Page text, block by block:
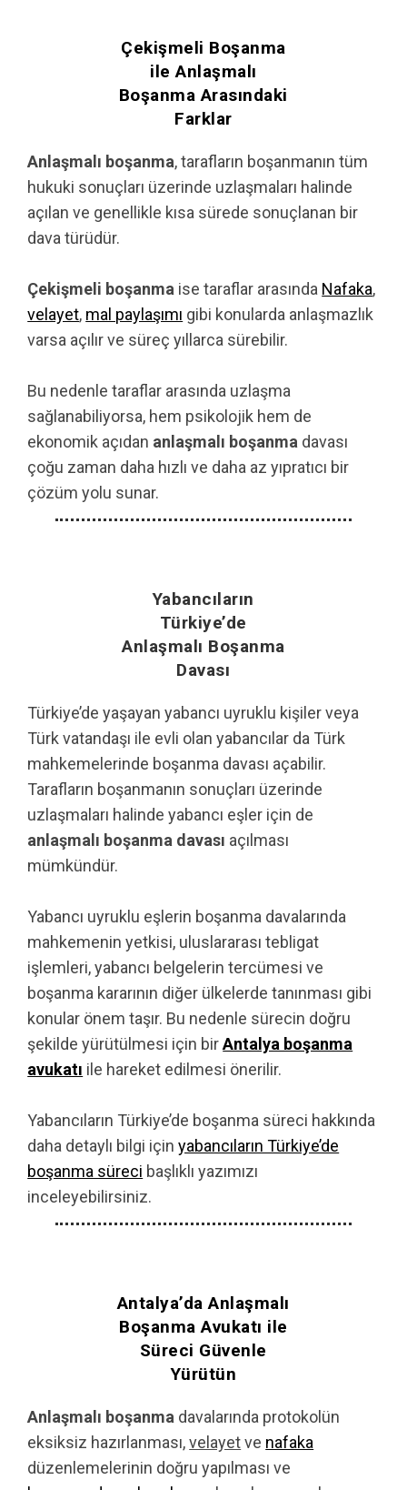
Çekişmeli Boşanma
ile Anlaşmalı
Boşanma Arasındaki
Farklar
Anlaşmalı boşanma, tarafların boşanmanın tüm
hukuki sonuçları üzerinde uzlaşmaları halinde
açılan ve genellikle kısa sürede sonuçlanan bir
dava türüdür.
Çekişmeli boşanma ise taraflar arasında Nafaka,
velayet, mal paylaşımı gibi konularda anlaşmazlık
varsa açılır ve süreç yıllarca sürebilir.
Bu nedenle taraflar arasında uzlaşma
sağlanabiliyorsa, hem psikolojik hem de
ekonomik açıdan anlaşmalı boşanma davası
çoğu zaman daha hızlı ve daha az yıpratıcı bir
çözüm yolu sunar.
Yabancıların
Türkiye’de
Anlaşmalı Boşanma
Davası
Türkiye’de yaşayan yabancı uyruklu kişiler veya
Türk vatandaşı ile evli olan yabancılar da Türk
mahkemelerinde boşanma davası açabilir.
Tarafların boşanmanın sonuçları üzerinde
uzlaşmaları halinde yabancı eşler için de
anlaşmalı boşanma davası açılması
mümkündür.
Yabancı uyruklu eşlerin boşanma davalarında
mahkemenin yetkisi, uluslararası tebligat
işlemleri, yabancı belgelerin tercümesi ve
boşanma kararının diğer ülkelerde tanınması gibi
konular önem taşır. Bu nedenle sürecin doğru
şekilde yürütülmesi için bir Antalya boşanma
avukatı ile hareket edilmesi önerilir.
Yabancıların Türkiye’de boşanma süreci hakkında
daha detaylı bilgi içinyabancıların Türkiye’de
boşanma süreci başlıklı yazımızı
inceleyebilirsiniz.
Antalya’da Anlaşmalı
Boşanma Avukatı ile
Süreci Güvenle
Yürütün
Anlaşmalı boşanma davalarında protokolün
eksiksiz hazırlanması,velayetve nafaka
düzenlemelerinin doğru yapılması ve